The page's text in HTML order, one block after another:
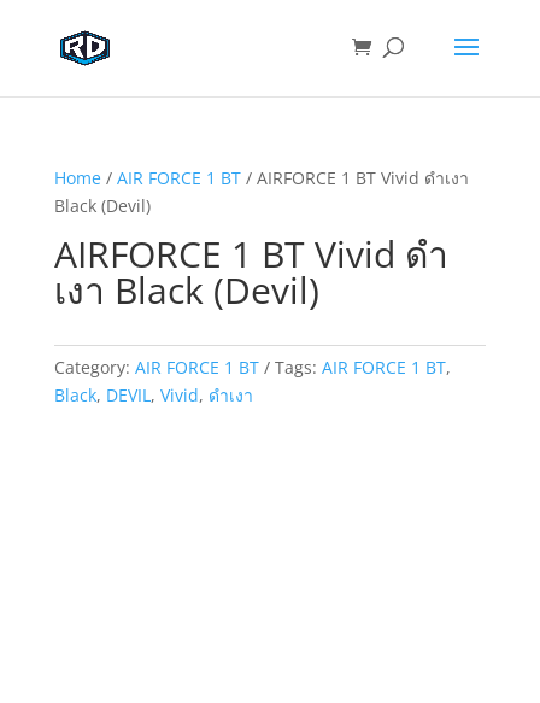
Home/ AIR FORCE 1 BT/ AIRFORCE 1 BT Vivid ดำเงา
Black (Devil)
AIRFORCE 1 BT Vivid ดำ
เงา Black (Devil)
Category: AIR FORCE 1 BT Tags: AIR FORCE 1 BT,
Black, DEVIL, Vivid, ดำเงา